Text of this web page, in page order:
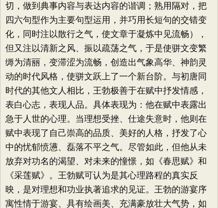
切，做到典事内容与表达内容的谐调；熟用隔对，把
四六句型作为主要句型运用，并巧用长短句的交错变
化，同时注以散行之气，使文章于凝炼中见流畅），
但又注以清新之风、振以疏荡之气，于是使骈文变繁
缛为清丽，变滞涩为流畅，创造出气象高华、神韵灵
动的时代风格，使骈文跃上了一个新台阶。与初唐同
时代的其他文人相比，王勃极善于在赋中抒发情感，
表白心志，表现人品。具体表现为：他在赋中表露出
急于人世的心理。当理想受挫、仕途失意时，他则在
赋中表现了自己崇高的品质、美好的人格，抒发了心
中的忧郁愤懑、磊落不平之气。尽管如此，但他从未
放弃对功名的渴望、对未来的憧憬，如《春思赋》和
《采莲赋》。王勃赋可认为是其心理路程的真实反
映，是对理想和功业执著追求的见证。王勃的游宴序
寓性情于游宴、具有绘画美、充满豪放壮大气势，如